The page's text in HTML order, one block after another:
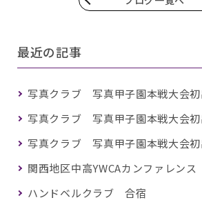
最近の記事
写真クラブ 写真甲子園本戦大会
写真クラブ 写真甲子園本戦大会
写真クラブ 写真甲子園本戦大会
関西地区中高YWCAカンファレンス
ハンドベルクラブ 合宿